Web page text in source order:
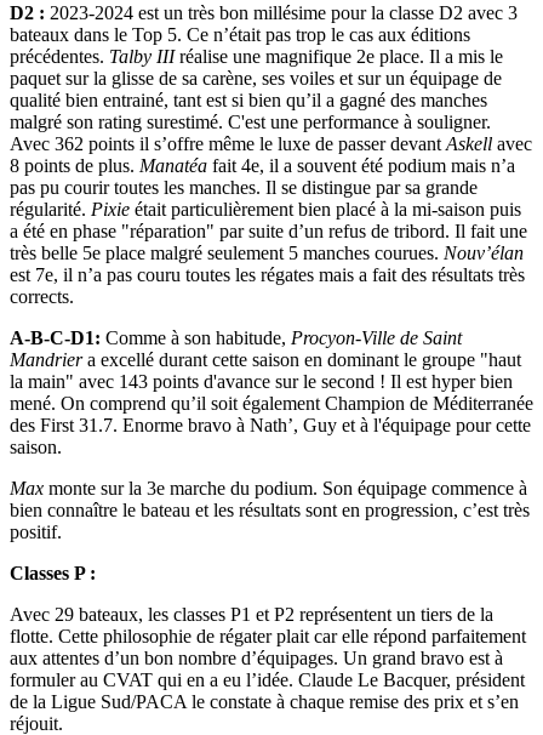
D2 : 2023-2024 est un très bon millésime pour la classe D2 avec 3
bateaux dans le Top 5. Ce n’était pas trop le cas aux éditions
précédentes. Talby IIIréalise une magnifique 2e place. Il a mis le
paquet sur la glisse de sa carène, ses voiles et sur un équipage de
qualité bien entrainé, tant est si bien qu’il a gagné des manches
malgré son rating surestimé. C'est une performance à souligner.
Avec 362 points il s’offre même le luxe de passer devant Askell avec
8 points de plus. Manatéa fait 4e, il a souvent été podium mais n’a
pas pu courir toutes les manches. Il se distingue par sa grande
régularité. Pixie était particulièrement bien placé à la mi-saison puis
a été en phase "réparation" par suite d’un refus de tribord. Il fait une
très belle 5e place malgré seulement 5 manches courues. Nouv’élan
est 7e, il n’a pas couru toutes les régates mais a fait des résultats très
corrects.
A-B-C-D1: Comme à son habitude, Procyon-Ville de Saint
Mandriera excellé durant cette saison en dominant le groupe "haut
la main" avec 143 points d'avance sur le second ! Il est hyper bien
mené. On comprend qu’il soit également Champion de Méditerranée
des First 31.7. Enorme bravo à Nath’, Guy et à l'équipage pour cette
saison.
Max monte sur la 3e marche du podium. Son équipage commence à
bien connaître le bateau et les résultats sont en progression, c’est très
positif.
Classes P :
Avec 29 bateaux, les classes P1 et P2 représentent un tiers de la
flotte. Cette philosophie de régater plait car elle répond parfaitement
aux attentes d’un bon nombre d’équipages. Un grand bravo est à
formuler au CVAT qui en a eu l’idée. Claude Le Bacquer, président
de la Ligue Sud/PACA le constate à chaque remise des prix et s’en
réjouit.